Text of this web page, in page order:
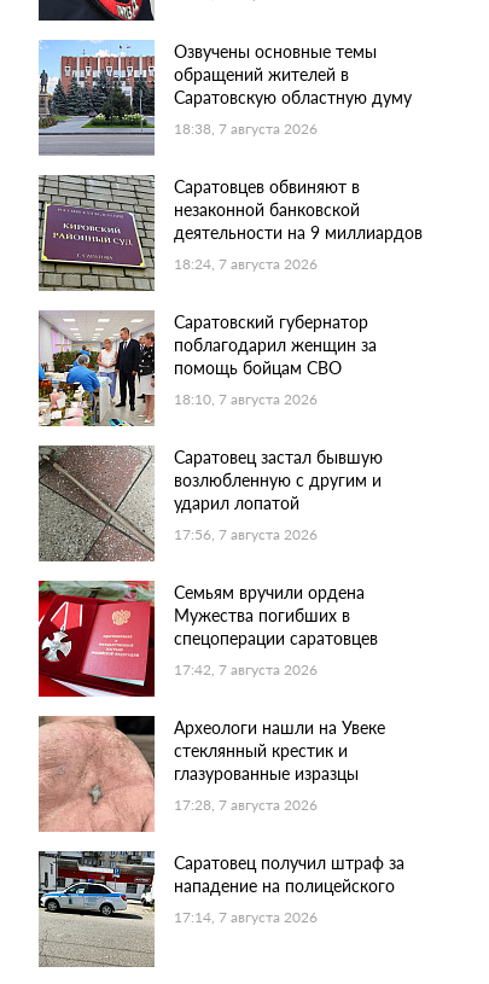
Озвучены основные темы
обращений жителей в
Саратовскую областную думу
18:38, 7 августа 2026
Саратовцев обвиняют в
незаконной банковской
деятельности на 9 миллиардов
18:24, 7 августа 2026
Саратовский губернатор
поблагодарил женщин за
помощь бойцам СВО
18:10, 7 августа 2026
Саратовец застал бывшую
возлюбленную с другим и
ударил лопатой
17:56, 7 августа 2026
Семьям вручили ордена
Мужества погибших в
спецоперации саратовцев
17:42, 7 августа 2026
Археологи нашли на Увеке
стеклянный крестик и
глазурованные изразцы
17:28, 7 августа 2026
Саратовец получил штраф за
нападение на полицейского
17:14, 7 августа 2026